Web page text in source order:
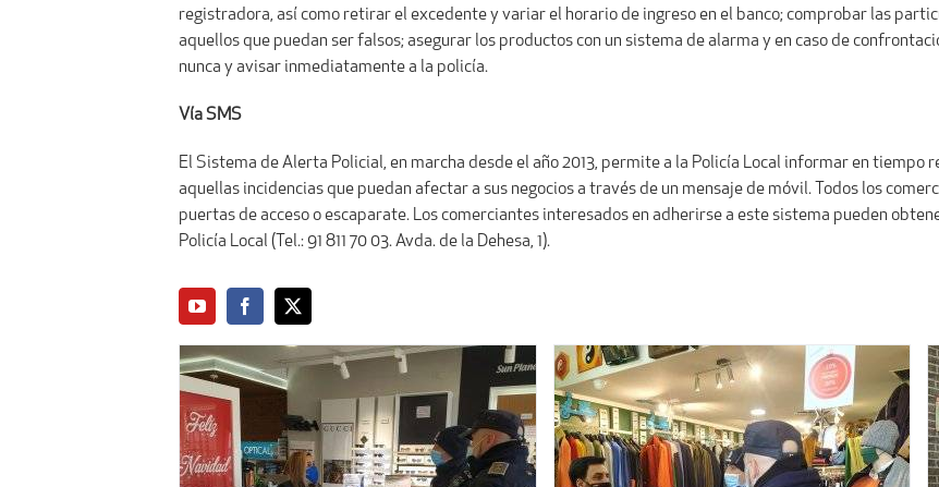
registradora, así como retirar el excedente y variar el horario de ingreso en el banco; comprobar las
aquellos que puedan ser falsos; asegurar los productos con un sistema de alarma y en caso de
nunca y avisar inmediatamente a la policía.
Vía SMS
El Sistema de Alerta Policial, en marcha desde el año 2013, permite a la Policía Local informar en
aquellas incidencias que puedan afectar a sus negocios a través de un mensaje de móvil. Todos los
puertas de acceso o escaparate. Los comerciantes interesados en adherirse a este sistema pueden
Policía Local (Tel.: 91 811 70 03. Avda. de la Dehesa, 1).